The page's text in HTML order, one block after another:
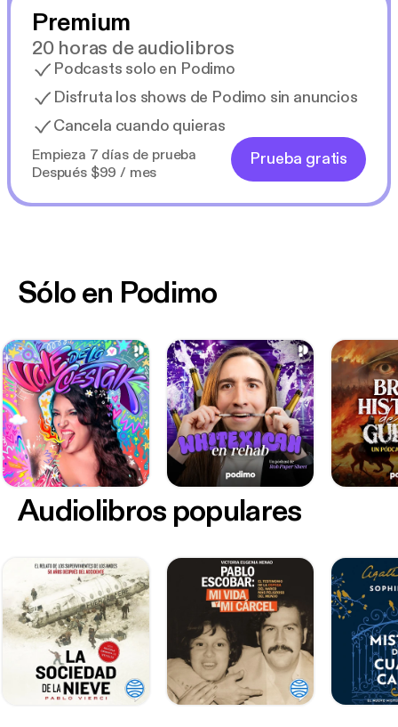
Premium
20 horas de audiolibros
Podcasts solo en Podimo
Disfruta los shows de Podimo sin anuncios
Cancela cuando quieras
Empieza 7 días de prueba
Después $99 / mes
Prueba gratis
Sólo en Podimo
Audiolibros populares